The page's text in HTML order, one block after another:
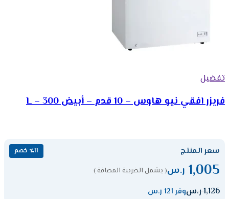
تفضيل
فريزر افقي نيو هاوس – 10 قدم – أبيض 300 – L
سعر المنتج ٪11 خصم
1,005 ر.س( يشمل الضريبة المضافة )
1,126ر.سوفر 121 ر.س